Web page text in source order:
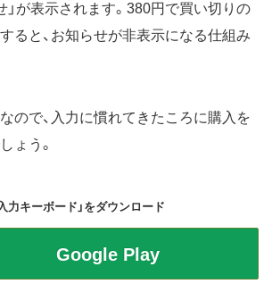
」が表示されます。380円で買い切りの
ると、お知らせが非表示になる仕組み
ので、入力に慣れてきたころに購入を
ょう。
力キーボード」をダウンロード